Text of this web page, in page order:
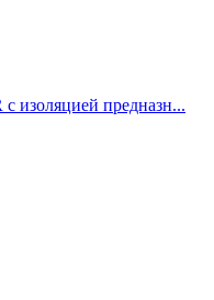
изоляцией предназн...